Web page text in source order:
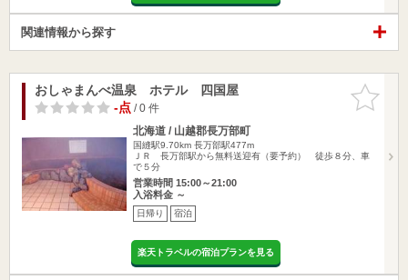
関連情報から探す
お気に入
りに追加
おしゃまんべ温泉 ホテル 四国屋
-点/ 0 件
北海道 / 山越郡長万部町
国縫駅9.70km 長万部駅477m
ＪＲ 長万部駅から無料送迎有（要予約） 徒歩８分、車
で５分
営業時間 15:00～21:00
入浴料金 ～
日帰り 宿泊
楽天トラベルの宿泊プランを見る